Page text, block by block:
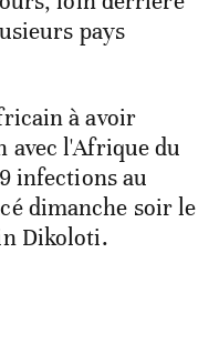
pays
à avoir
avec l'Afrique du
infections au
dimanche soir le
Dikoloti.